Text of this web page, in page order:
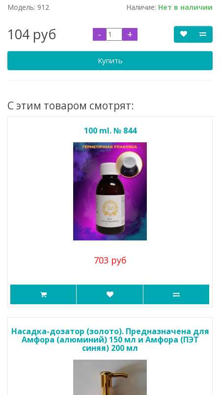
Модель: 912 Наличие: Нет в наличии
104 руб - +
Купить
С этим товаром смотрят:
100 ml. № 844
703 руб
Насадка-дозатор (золото). Предназначена для
Амфора (алюминий) 150 мл и Амфора (ПЭТ
синяя) 200 мл